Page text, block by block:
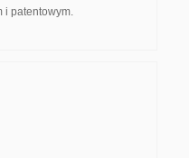
i patentowym.